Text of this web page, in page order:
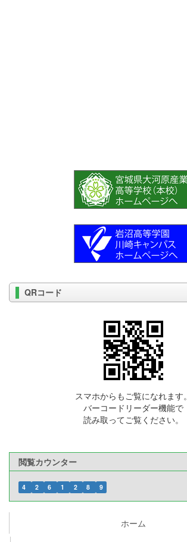
QRコード
スマホからもご覧になれます。
バーコードリーダー機能で
読み取ってご覧ください。
閲覧カウンター
4 2 6 1 2 8 9
ホーム